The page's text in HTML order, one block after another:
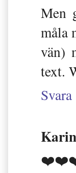
Men
måla
vän)
text.
Svara
Karin